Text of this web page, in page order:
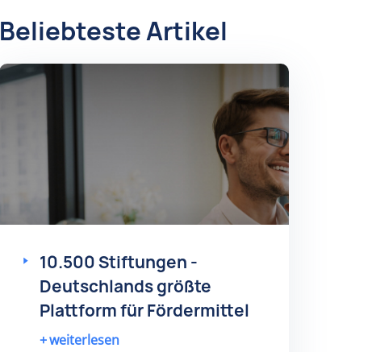
Beliebteste Artikel
10.500 Stiftungen -
Deutschlands größte
Plattform für Fördermittel
weiterlesen